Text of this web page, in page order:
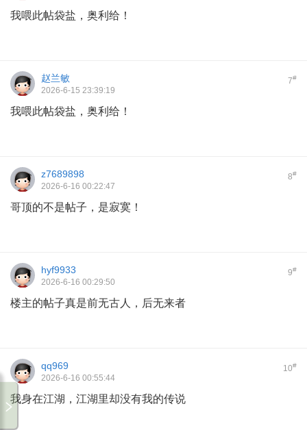
我喂此帖袋盐，奥利给！
7#
赵兰敏
2026-6-15 23:39:19
我喂此帖袋盐，奥利给！
8#
z7689898
2026-6-16 00:22:47
哥顶的不是帖子，是寂寞！
9#
hyf9933
2026-6-16 00:29:50
楼主的帖子真是前无古人，后无来者
10#
qq969
2026-6-16 00:55:44
我身在江湖，江湖里却没有我的传说